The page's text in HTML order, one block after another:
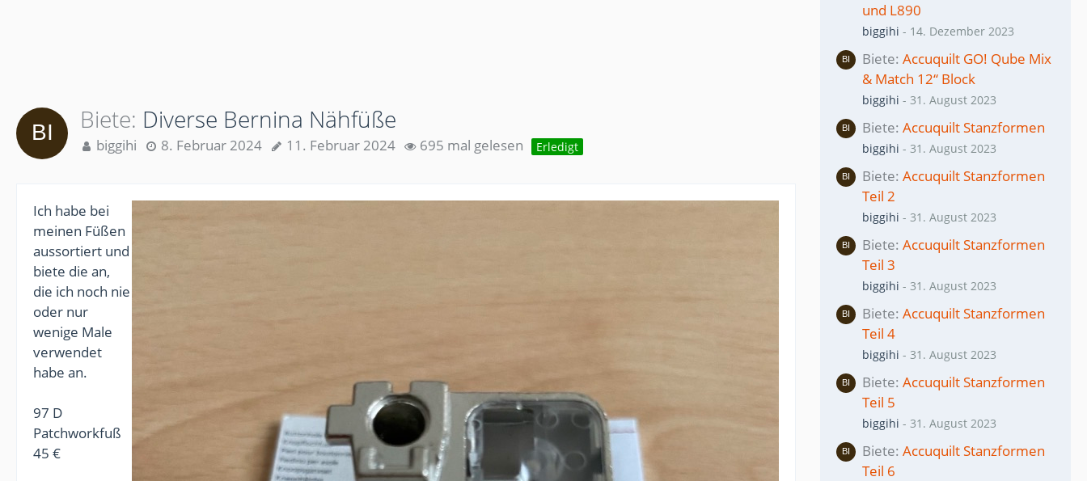
Biete Diverse Bernina Nähfüße
biggihi 8. Februar 2024 11. Februar 2024 695 mal gelesen Erledigt
Ich habe bei
meinen Füßen
aussortiert und
biete die an,
die ich noch nie
oder nur
wenige Male
verwendet
habe an.
97 D
Patchworkfuß
45 €
und L890
biggihi - 14. Dezember 2023
Biete Accuquilt GO! Qube Mix
& Match 12“ Block
biggihi - 31. August 2023
Biete Accuquilt Stanzformen
biggihi - 31. August 2023
Biete Accuquilt Stanzformen
Teil 2
biggihi - 31. August 2023
Biete Accuquilt Stanzformen
Teil 3
biggihi - 31. August 2023
Biete Accuquilt Stanzformen
Teil 4
biggihi - 31. August 2023
Biete Accuquilt Stanzformen
Teil 5
biggihi - 31. August 2023
Biete Accuquilt Stanzformen
Teil 6